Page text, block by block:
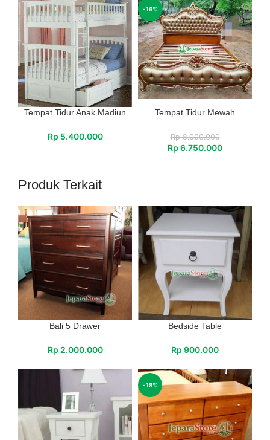
Tempat Tidur Anak Madiun
Rp 5.400.000
-16%
Tempat Tidur Mewah
Rp8.000.000
Rp 6.750.000
Produk Terkait
Bali 5 Drawer
Rp 2.000.000
Bedside Table
Rp 900.000
-18%